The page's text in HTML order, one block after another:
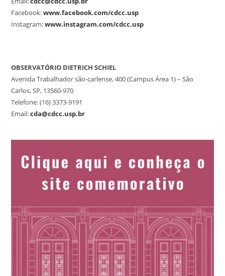
Facebook:www.facebook.com/cdcc.usp
Instagram:www.instagram.com/cdcc.usp
OBSERVATÓRIO DIETRICH SCHIEL
Avenida Trabalhador são-carlense, 400 (Campus Área 1) – São
Carlos, SP, 13560-970
Telefone: (16) 3373-9191
Email:cda@cdcc.usp.br